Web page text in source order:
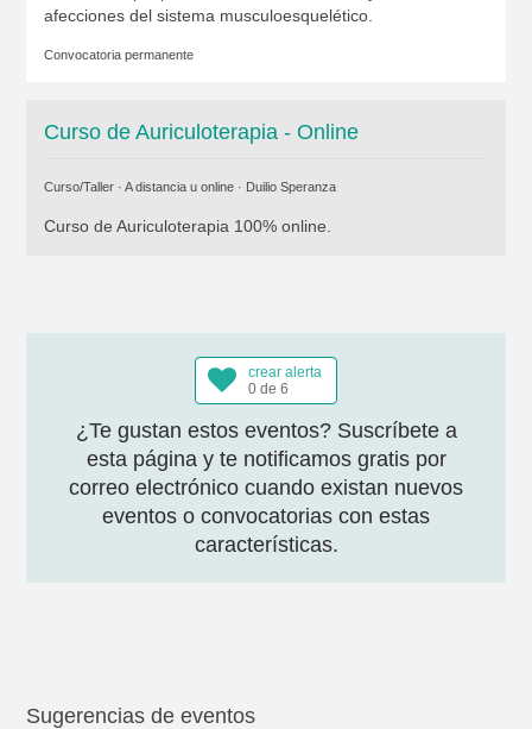
afecciones del sistema musculoesquelético.
Convocatoria permanente
Curso de Auriculoterapia - Online
Curso/Taller · A distancia u online · Duilio Speranza
Curso de Auriculoterapia 100% online.
crear alerta
0 de 6
¿Te gustan estos eventos? Suscríbete a
esta página y te notificamos gratis por
correo electrónico cuando existan nuevos
eventos o convocatorias con estas
características.
Sugerencias de eventos